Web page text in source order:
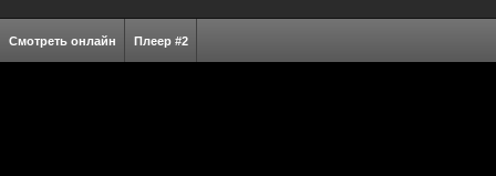
Смотреть онлайн Плеер #2